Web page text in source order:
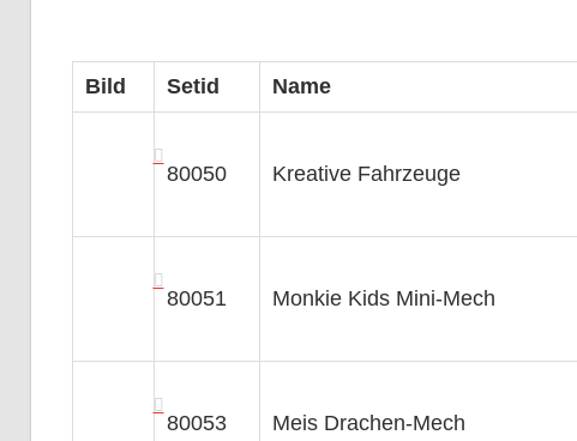
Bild Setid Name
80050 Kreative Fahrzeuge
80051 Monkie Kids Mini-Mech
80053 Meis Drachen-Mech